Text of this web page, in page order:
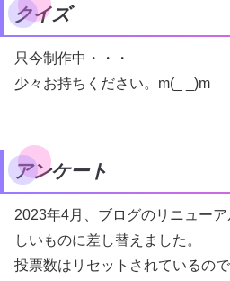
クイズ
只今制作中・・・
少々お持ちください。m(_ _)m
アンケート
2023年4月、ブログのリニュー
しいものに差し替えました。
投票数はリセットされているの